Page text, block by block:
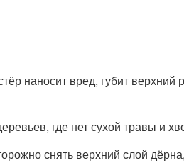
наносит вред, губит верхний
где нет сухой травы и
снять верхний слой